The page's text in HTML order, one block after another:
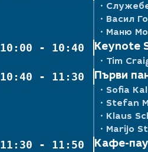
•
• Васил
• Маню
10:00 - 10:40 Keynote
• Tim
10:40 - 11:30 Първи
• Sofia
• Stefan
• Klaus
• Marijo
11:30 - 11:50 Кафе-